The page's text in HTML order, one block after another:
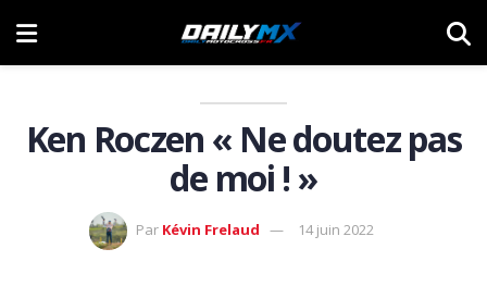
Ken Roczen « Ne doutez pas
de moi ! »
Par Kévin Frelaud 14 juin 2022